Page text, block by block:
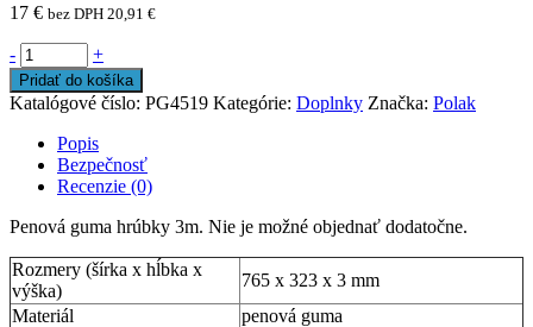
17 € bez DPH 20,91 €
- +
Pridať do košíka
Katalógové číslo: PG4519 Kategórie: Doplnky Značka: Polak
Popis
Bezpečnosť
Recenzie (0)
Penová guma hrúbky 3m. Nie je možné objednať dodatočne.
Rozmery (šírka x hĺbka x
výška)
765 x 323 x 3 mm
Materiál
penová guma